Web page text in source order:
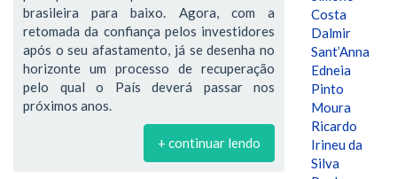
brasileira para baixo. Agora, com a
retomada da confiança pelos investidores
após o seu afastamento, já se desenha no
horizonte um processo de recuperação
pelo qual o País deverá passar nos
próximos anos.
+ continuar lendo
Costa
Dalmir
Sant’Anna
Edneia
Pinto
Moura
Ricardo
Irineu da
Silva